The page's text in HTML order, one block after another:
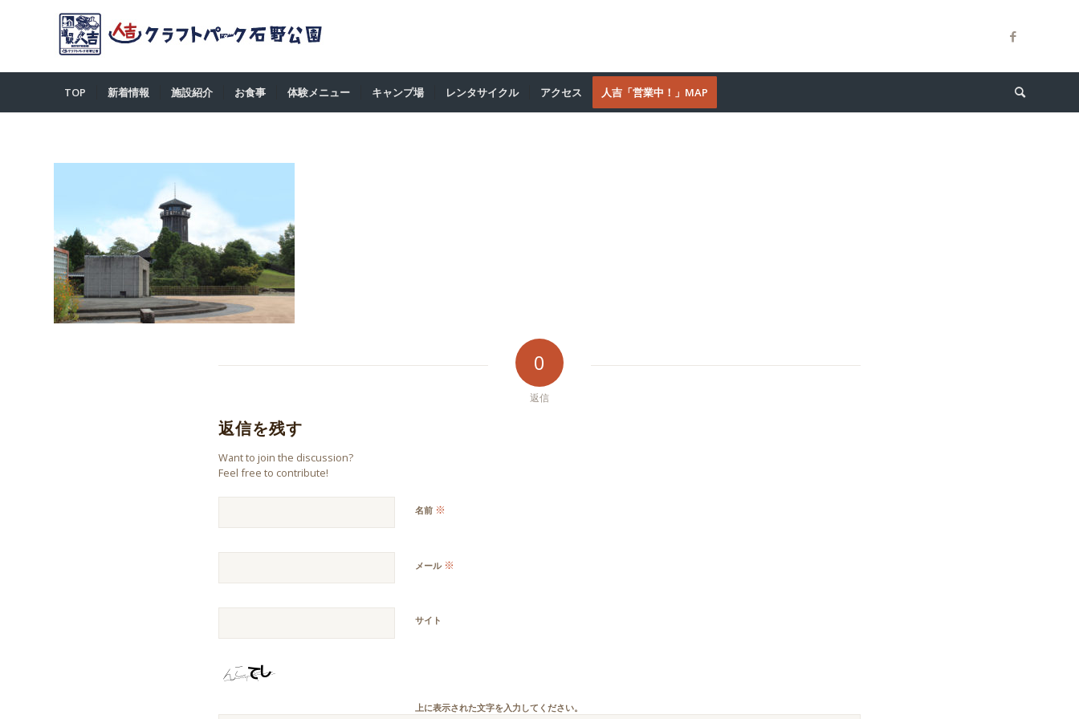
TOP 新着情報 施設紹介 お食事 体験メニュー キャンプ場 レンタサイクル アクセス 人吉「営業中！」MAP
0
返信
返信を残す
Want to join the discussion?
Feel free to contribute!
名前 ※
メール ※
サイト
上に表示された文字を入力してください。